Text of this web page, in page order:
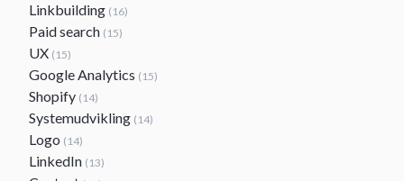
Linkbuilding (16)
Paid search (15)
UX (15)
Google Analytics (15)
Shopify (14)
Systemudvikling (14)
Logo (14)
LinkedIn (13)